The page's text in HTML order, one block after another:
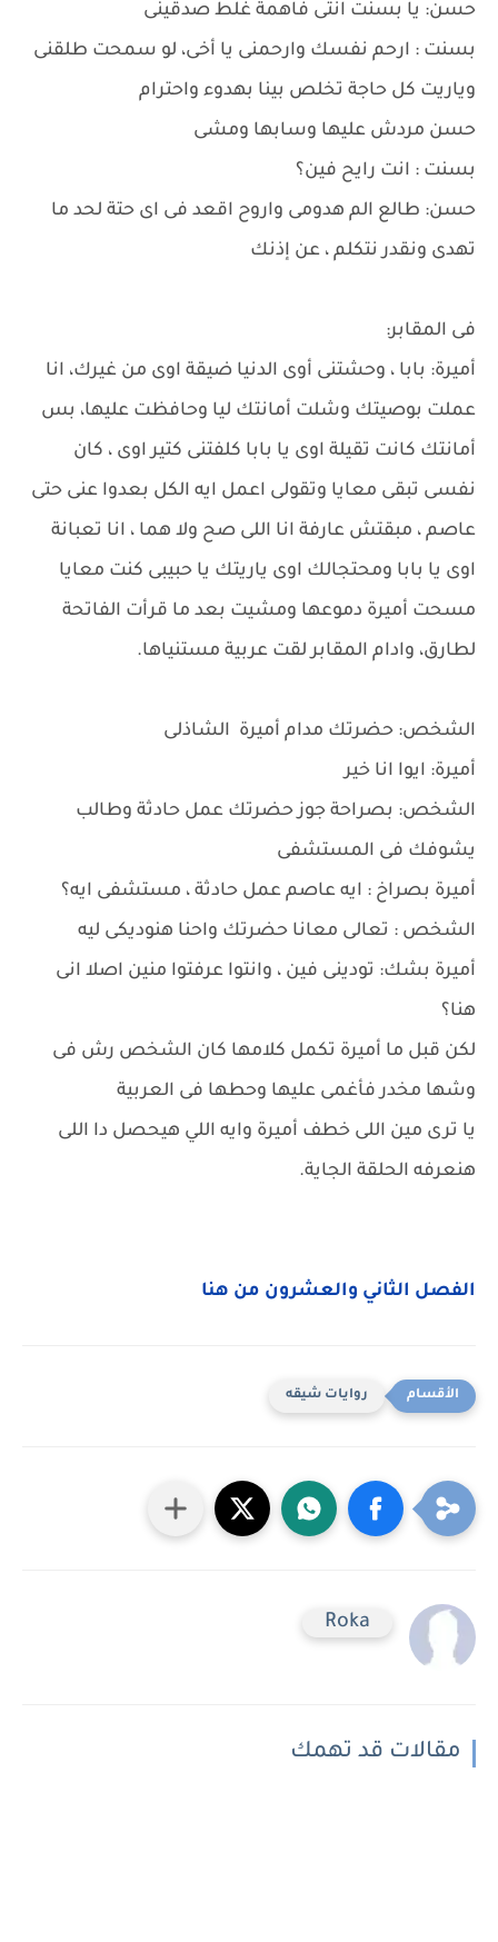
حسن: يا بسنت انتى فاهمة غلط صدقينى
بسنت : ارحم نفسك وارحمنى يا أخى، لو سمحت طلقنى
وياريت كل حاجة تخلص بينا بهدوء واحترام
حسن مردش عليها وسابها ومشى
بسنت : انت رايح فين؟
حسن: طالع الم هدومى واروح اقعد فى اى حتة لحد ما
تهدى ونقدر نتكلم ، عن إذنك
فى المقابر:
أميرة: بابا ، وحشتنى أوى الدنيا ضيقة اوى من غيرك، انا
عملت بوصيتك وشلت أمانتك ليا وحافظت عليها، بس
أمانتك كانت تقيلة اوى يا بابا كلفتنى كتير اوى ، كان
نفسى تبقى معايا وتقولى اعمل ايه الكل بعدوا عنى حتى
عاصم ، مبقتش عارفة انا اللى صح ولا هما ، انا تعبانة
اوى يا بابا ومحتجالك اوى ياريتك يا حبيبى كنت معايا
مسحت أميرة دموعها ومشيت بعد ما قرأت الفاتحة
لطارق، وادام المقابر لقت عربية مستنياها.
الشخص: حضرتك مدام أميرة الشاذلى
أميرة: ايوا انا خير
الشخص: بصراحة جوز حضرتك عمل حادثة وطالب
يشوفك فى المستشفى
أميرة بصراخ : ايه عاصم عمل حادثة ، مستشفى ايه؟
الشخص : تعالى معانا حضرتك واحنا هنوديكى ليه
أميرة بشك: تودينى فين ، وانتوا عرفتوا منين اصلا انى
هنا؟
لكن قبل ما أميرة تكمل كلامها كان الشخص رش فى
وشها مخدر فأغمى عليها وحطها فى العربية
يا ترى مين اللى خطف أميرة وايه اللي هيحصل دا اللى
هنعرفه الحلقة الجاية.
الفصل الثاني والعشرون من هنا
روايات شيقه
Roka
مقالات قد تهمك